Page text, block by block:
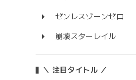
ゼンレスゾーンゼロ
崩壊スターレイル
＼ 注目タイトル ／